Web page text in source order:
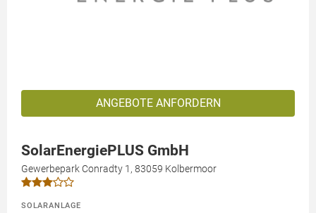
ANGEBOTE ANFORDERN
SolarEnergiePLUS GmbH
Gewerbepark Conradty 1, 83059 Kolbermoor
SOLARANLAGE